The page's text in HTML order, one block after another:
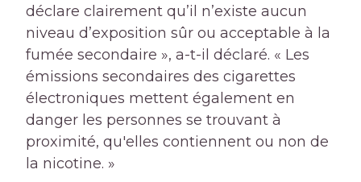
déclare clairement qu’il n’existe aucun
niveau d’exposition sûr ou acceptable à la
fumée secondaire », a-t-il déclaré. « Les
émissions secondaires des cigarettes
électroniques mettent également en
danger les personnes se trouvant à
proximité, qu'elles contiennent ou non de
la nicotine. »